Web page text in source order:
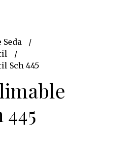
Sch 445